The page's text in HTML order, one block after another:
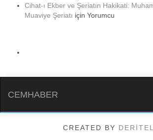
Cihat-ı Ekber ve Şeriatın Hakikati:
Muaviye Şeriatı için Yorumcu
CEMHABER
CREATED BY DERİTEL